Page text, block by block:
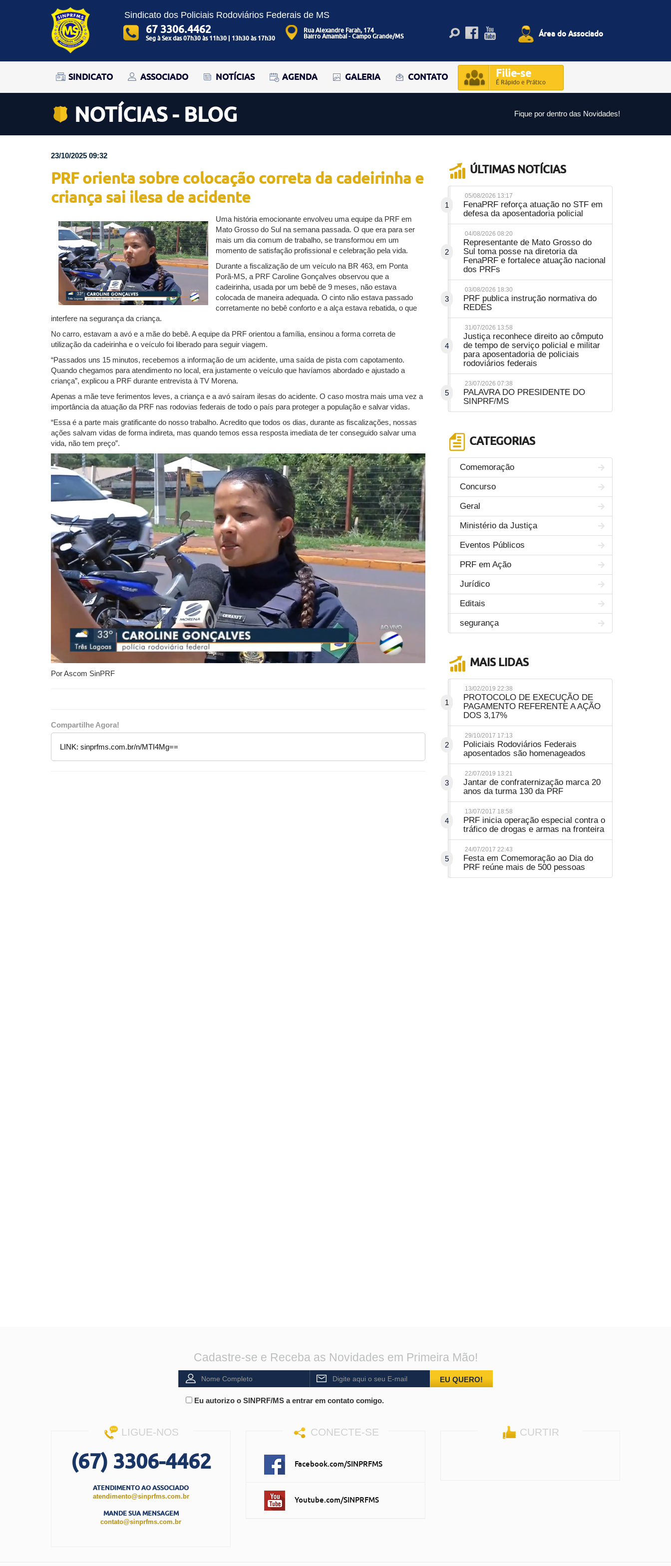
Sindicato dos Policiais Rodoviários Federais de MS
67 3306.4462
Seg à Sex das 07h30 às 11h30 | 13h30 às 17h30
Rua Alexandre Farah, 174
Bairro Amambaí - Campo Grande/MS
Área do Associado
SINDICATO ASSOCIADO NOTÍCIAS AGENDA GALERIA CONTATO Filie-se
É Rápido e Prático
NOTÍCIAS - BLOG Fique por dentro das Novidades!
23/10/2025 09:32
PRF orienta sobre colocação correta da cadeirinha e
criança sai ilesa de acidente
Uma história emocionante envolveu uma equipe da PRF em
Mato Grosso do Sul na semana passada. O que era para ser
mais um dia comum de trabalho, se transformou em um
momento de satisfação profissional e celebração pela vida.
Durante a fiscalização de um veículo na BR 463, em Ponta
Porã-MS, a PRF Caroline Gonçalves observou que a
cadeirinha, usada por um bebê de 9 meses, não estava
colocada de maneira adequada. O cinto não estava passado
corretamente no bebê conforto e a alça estava rebatida, o que
interfere na segurança da criança.
No carro, estavam a avó e a mãe do bebê. A equipe da PRF orientou a família, ensinou a forma correta de
utilização da cadeirinha e o veículo foi liberado para seguir viagem.
“Passados uns 15 minutos, recebemos a informação de um acidente, uma saída de pista com capotamento.
Quando chegamos para atendimento no local, era justamente o veículo que havíamos abordado e ajustado a
criança”, explicou a PRF durante entrevista à TV Morena.
Apenas a mãe teve ferimentos leves, a criança e a avó saíram ilesas do acidente. O caso mostra mais uma vez a
importância da atuação da PRF nas rodovias federais de todo o país para proteger a população e salvar vidas.
“Essa é a parte mais gratificante do nosso trabalho. Acredito que todos os dias, durante as fiscalizações, nossas
ações salvam vidas de forma indireta, mas quando temos essa resposta imediata de ter conseguido salvar uma
vida, não tem preço”.
Por Ascom SinPRF
Compartilhe Agora!
LINK: sinprfms.com.br/n/MTI4Mg==
ÚLTIMAS NOTÍCIAS
1
05/08/2026 13:17
FenaPRF reforça atuação no STF em
defesa da aposentadoria policial
2
04/08/2026 08:20
Representante de Mato Grosso do
Sul toma posse na diretoria da
FenaPRF e fortalece atuação nacional
dos PRFs
3
03/08/2026 18:30
PRF publica instrução normativa do
REDES
4
31/07/2026 13:58
Justiça reconhece direito ao cômputo
de tempo de serviço policial e militar
para aposentadoria de policiais
rodoviários federais
5
23/07/2026 07:38
PALAVRA DO PRESIDENTE DO
SINPRF/MS
CATEGORIAS
Comemoração
Concurso
Geral
Ministério da Justiça
Eventos Públicos
PRF em Ação
Jurídico
Editais
segurança
MAIS LIDAS
1
13/02/2019 22:38
PROTOCOLO DE EXECUÇÃO DE
PAGAMENTO REFERENTE A AÇÃO
DOS 3,17%
2
29/10/2017 17:13
Policiais Rodoviários Federais
aposentados são homenageados
3
22/07/2019 13:21
Jantar de confraternização marca 20
anos da turma 130 da PRF
4
13/07/2017 18:58
PRF inicia operação especial contra o
tráfico de drogas e armas na fronteira
5
24/07/2017 22:43
Festa em Comemoração ao Dia do
PRF reúne mais de 500 pessoas
Cadastre-se e Receba as Novidades em Primeira Mão!
EU QUERO!
Eu autorizo o SINPRF/MS a entrar em contato comigo.
LIGUE-NOS
(67) 3306-4462
ATENDIMENTO AO ASSOCIADO
atendimento@sinprfms.com.br
MANDE SUA MENSAGEM
contato@sinprfms.com.br
CONECTE-SE
Facebook.com/SINPRFMS
Youtube.com/SINPRFMS
CURTIR